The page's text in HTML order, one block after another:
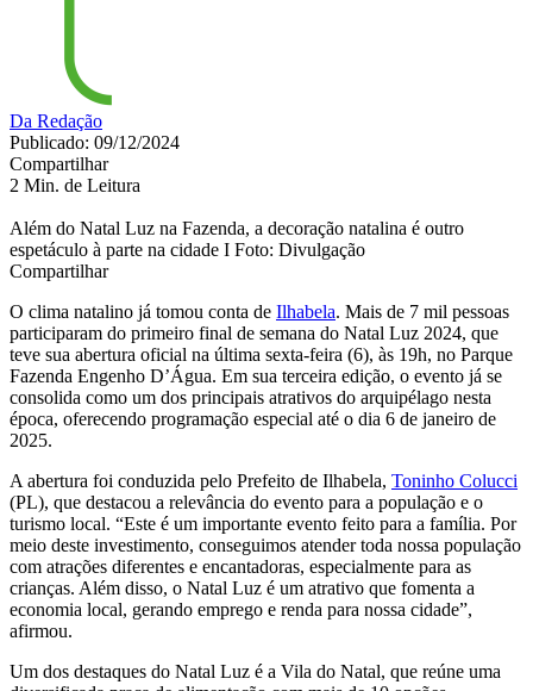
Da Redação
Publicado: 09/12/2024
Compartilhar
2 Min. de Leitura
Além do Natal Luz na Fazenda, a decoração natalina é outro
espetáculo à parte na cidade I Foto: Divulgação
Compartilhar
O clima natalino já tomou conta de Ilhabela. Mais de 7 mil pessoas
participaram do primeiro final de semana do Natal Luz 2024, que
teve sua abertura oficial na última sexta-feira (6), às 19h, no Parque
Fazenda Engenho D’Água. Em sua terceira edição, o evento já se
consolida como um dos principais atrativos do arquipélago nesta
época, oferecendo programação especial até o dia 6 de janeiro de
2025.
A abertura foi conduzida pelo Prefeito de Ilhabela, Toninho Colucci
(PL), que destacou a relevância do evento para a população e o
turismo local. “Este é um importante evento feito para a família. Por
meio deste investimento, conseguimos atender toda nossa população
com atrações diferentes e encantadoras, especialmente para as
crianças. Além disso, o Natal Luz é um atrativo que fomenta a
economia local, gerando emprego e renda para nossa cidade”,
afirmou.
Um dos destaques do Natal Luz é a Vila do Natal, que reúne uma